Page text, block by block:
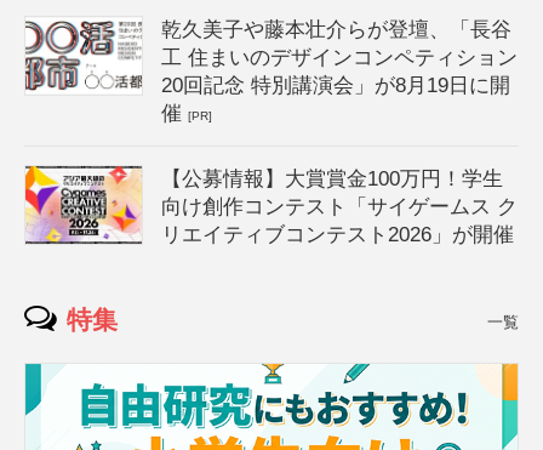
乾久美子や藤本壮介らが登壇、「長谷
工 住まいのデザインコンペティション
20回記念 特別講演会」が8月19日に開
催[PR]
【公募情報】大賞賞金100万円！学生
向け創作コンテスト「サイゲームス ク
リエイティブコンテスト2026」が開催
特集 一覧